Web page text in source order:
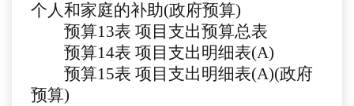
个人和家庭的补助(政府预算)
预算13表 项目支出预算总表
预算14表 项目支出明细表(A)
预算15表 项目支出明细表(A)(政府
预算)